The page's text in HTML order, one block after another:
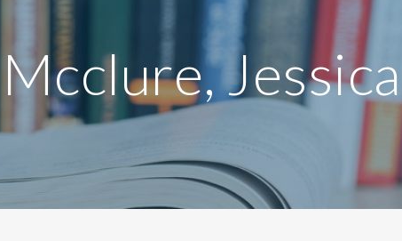
Mcclure, Jessica